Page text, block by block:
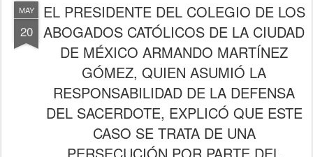
MAY
20
EL PRESIDENTE DEL COLEGIO DE LOS
ABOGADOS CATÓLICOS DE LA CIUDAD
DE MÉXICO ARMANDO MARTÍNEZ
GÓMEZ, QUIEN ASUMIÓ LA
RESPONSABILIDAD DE LA DEFENSA
DEL SACERDOTE, EXPLICÓ QUE ESTE
CASO SE TRATA DE UNA